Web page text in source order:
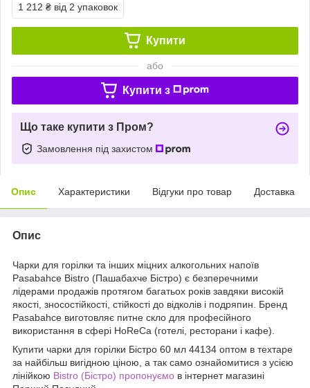
1 212 ₴ від 2 упаковок
Купити
або
Купити з
Що таке купити з Пром?
Замовлення під захистом
Опис Характеристики Відгуки про товар Доставка
Опис
Чарки для горілки та інших міцних алкогольних напоїв
Pasabahce Bistro (Пашабахче Бістро) є безперечними
лідерами продажів протягом багатьох років завдяки високій
якості, зносостійкості, стійкості до відколів і подряпин. Бренд
Pasabahce виготовляє питне скло для професійного
використання в сфері HoReCa (готелі, ресторани і кафе).
Купити чарки для горілки Бістро 60 мл 44134 оптом в техтаре
за найбільш вигідною ціною, а так само ознайомитися з усією
лінійкою Bistro (Бістро) пропонуємо в інтернет магазині